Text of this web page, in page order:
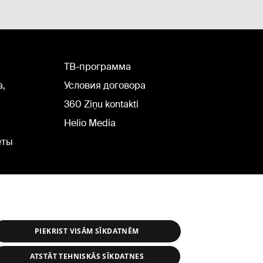
TВ-программа
Условия договора
360 Ziņu kontakti
Helio Media
PIEKRIST VISĀM SĪKDATNĒM
ATSTĀT TEHNISKĀS SĪKDATNES